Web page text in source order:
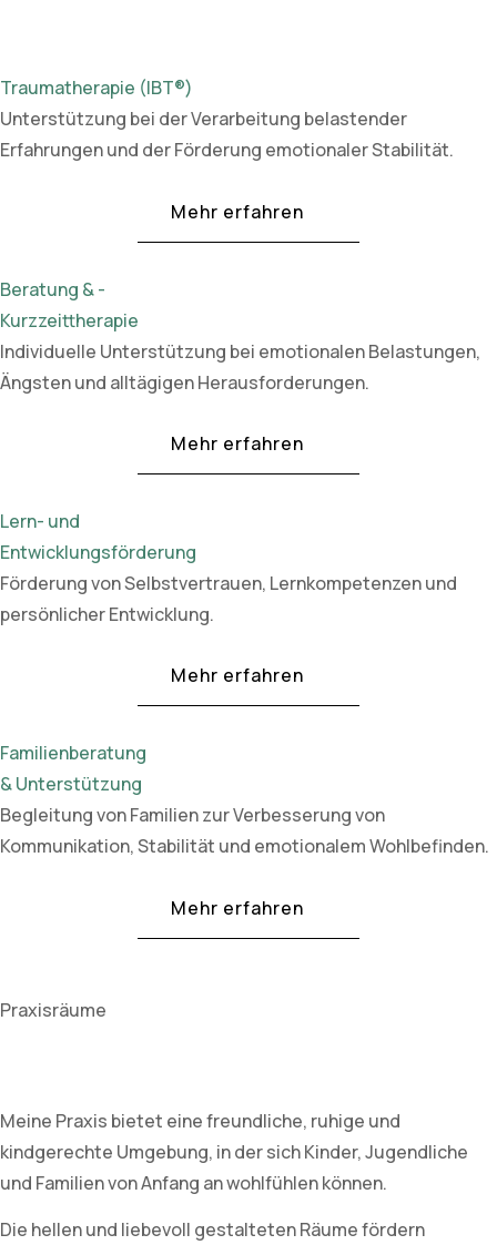
Traumatherapie (IBT®)
Unterstützung bei der Verarbeitung belastender
Erfahrungen und der Förderung emotionaler Stabilität.
Mehr erfahren
Beratung & -
Kurzzeittherapie
Individuelle Unterstützung bei emotionalen Belastungen,
Ängsten und alltägigen Herausforderungen.
Mehr erfahren
Lern- und
Entwicklungsförderung
Förderung von Selbstvertrauen, Lernkompetenzen und
persönlicher Entwicklung.
Mehr erfahren
Familienberatung
& Unterstützung
Begleitung von Familien zur Verbesserung von
Kommunikation, Stabilität und emotionalem Wohlbefinden.
Mehr erfahren
Praxisräume
Meine Praxis bietet eine freundliche, ruhige und
kindgerechte Umgebung, in der sich Kinder, Jugendliche
und Familien von Anfang an wohlfühlen können.
Die hellen und liebevoll gestalteten Räume fördern